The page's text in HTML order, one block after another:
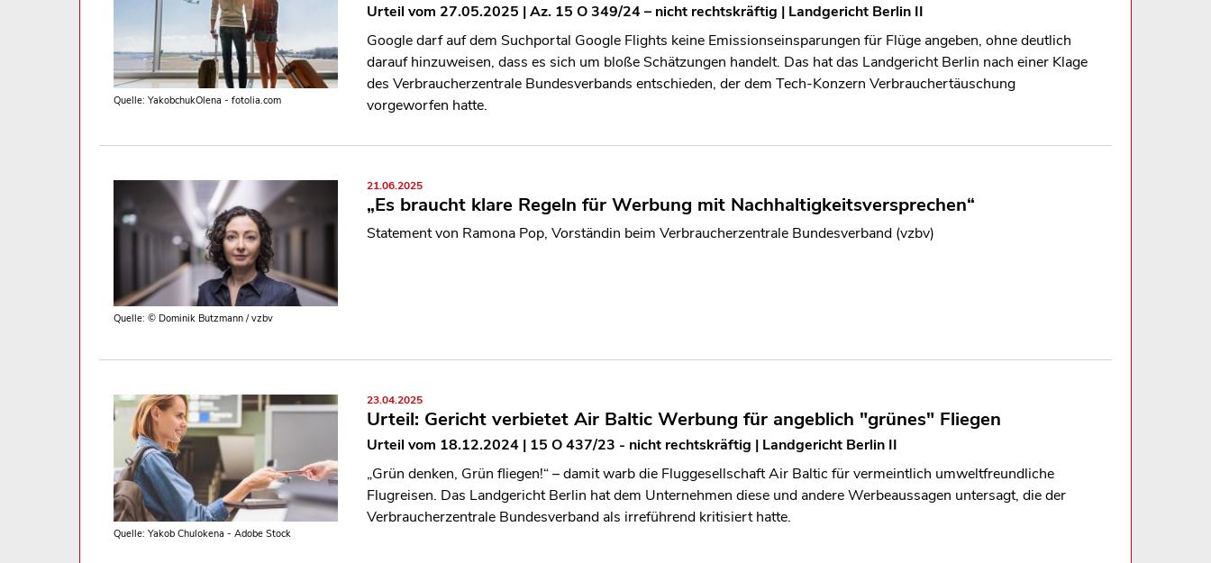
Quelle: YakobchukOlena - fotolia.com
Urteil vom 27.05.2025 | Az. 15 O 349/24 – nicht rechtskräftig | Landgericht Berlin II
Google darf auf dem Suchportal Google Flights keine Emissionseinsparungen für Flüge angeben, ohne deutlich
darauf hinzuweisen, dass es sich um bloße Schätzungen handelt. Das hat das Landgericht Berlin nach einer Klage
des Verbraucherzentrale Bundesverbands entschieden, der dem Tech-Konzern Verbrauchertäuschung
vorgeworfen hatte.
Quelle: © Dominik Butzmann / vzbv
21.06.2025
„Es braucht klare Regeln für Werbung mit Nachhaltigkeitsversprechen“
Statement von Ramona Pop, Vorständin beim Verbraucherzentrale Bundesverband (vzbv)
Quelle: Yakob Chulokena - Adobe Stock
23.04.2025
Urteil: Gericht verbietet Air Baltic Werbung für angeblich "grünes" Fliegen
Urteil vom 18.12.2024 | 15 O 437/23 - nicht rechtskräftig | Landgericht Berlin II
„Grün denken, Grün fliegen!“ – damit warb die Fluggesellschaft Air Baltic für vermeintlich umweltfreundliche
Flugreisen. Das Landgericht Berlin hat dem Unternehmen diese und andere Werbeaussagen untersagt, die der
Verbraucherzentrale Bundesverband als irreführend kritisiert hatte.